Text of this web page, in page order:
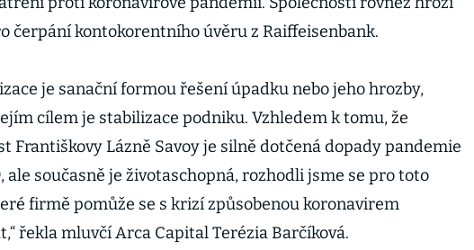
čerpání kontokorentního úvěru z Raiffeisenbank.
je sanační formou řešení úpadku nebo jeho hrozby,
cílem je stabilizace podniku. Vzhledem k tomu, že
Františkovy Lázně Savoy je silně dotčená dopady pandemie
ale současně je životaschopná, rozhodli jsme se pro toto
firmě pomůže se s krizí způsobenou koronavirem
řekla mluvčí Arca Capital Terézia Barčíková.